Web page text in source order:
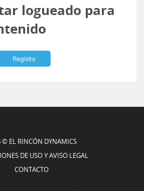
logueado para
Registro
© EL RINCÓN DYNAMICS
DE USO Y AVISO LEGAL
CONTACTO